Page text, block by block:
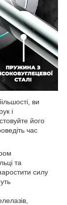
ви
і
його
час
та
силу